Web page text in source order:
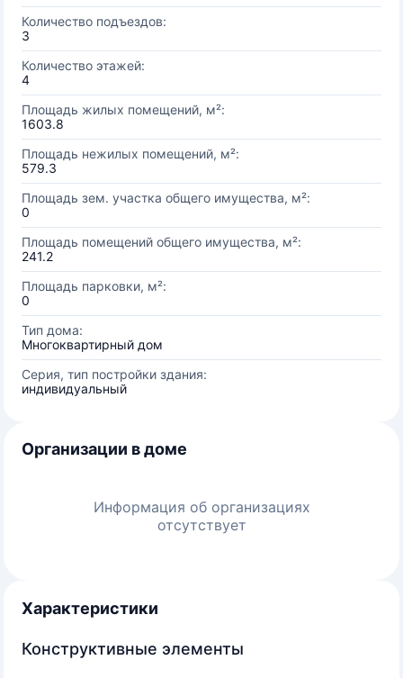
Количество подъездов:
3
Количество этажей:
4
Площадь жилых помещений, м²:
1603.8
Площадь нежилых помещений, м²:
579.3
Площадь зем. участка общего имущества, м²:
0
Площадь помещений общего имущества, м²:
241.2
Площадь парковки, м²:
0
Тип дома:
Многоквартирный дом
Серия, тип постройки здания:
индивидуальный
Организации в доме
Информация об организациях
отсутствует
Характеристики
Конструктивные элементы